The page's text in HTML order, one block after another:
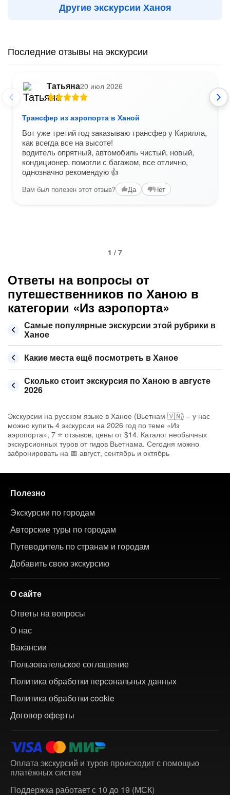
Другие экскурсии Ханоя
Последние отзывы на экскурсии
Татьяна20 июл 2026
Трансфер из аэропорта в Ханой
Вот уже третий год заказываю трансфер у Кирилла,
как всегда все на высоте!
водитель опрятный, автомобиль чистый, новый,
кондиционер. помогли с багажом, все отлично,
однозначно рекомендую 👍
Вам был полезен этот отзыв? Да Нет
1 / 7
Ответы на вопросы от
путешественников по Ханою в
категории «Из аэропорта»
Самые популярные экскурсии этой рубрики в
Ханое
Какие места ещё посмотреть в Ханое
Сколько стоит экскурсия по Ханою в августе
2026
Экскурсии на русском языке в Ханое (Вьетнам 🇻🇳) – у нас
можно купить 4 экскурсии на 2026 год по теме «Из
аэропорта», 7 ⭐ отзывов, цены от $14. Каталог необычных
экскурсионных туров от гидов Вьетнама. Сегодня можно
забронировать на 📅 август, сентябрь и октябрь
Полезно
Экскурсии по городам
Авторские туры по городам
Путеводитель по странам и городам
Добавить свою экскурсию
О сайте
Ответы на вопросы
О нас
Вакансии
Пользовательское соглашение
Политика обработки персональных данных
Политика обработки cookie
Договор оферты
Оплата экскурсий и туров происходит с помощью
платёжных систем
Поддержка работает с 10 до 19 (МСК)